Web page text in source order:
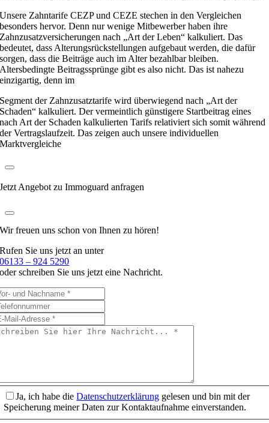
Unsere Zahntarife CEZP und CEZE stechen in den Vergleichen
besonders hervor. Denn nur wenige Mitbewerber haben ihre
Zahnzusatzversicherungen nach „Art der Leben“ kalkuliert. Das
bedeutet, dass Alterungsrückstellungen aufgebaut werden, die dafür
sorgen, dass die Beiträge auch im Alter bezahlbar bleiben.
Altersbedingte Beitragssprünge gibt es also nicht. Das ist nahezu
einzigartig, denn im
Segment der Zahnzusatztarife wird überwiegend nach „Art der
Schaden“ kalkuliert. Der vermeintlich günstigere Startbeitrag eines
nach Art der Schaden kalkulierten Tarifs relativiert sich somit während
der Vertragslaufzeit. Das zeigen auch unsere individuellen
Marktvergleiche
Jetzt Angebot zu Immoguard anfragen
Wir freuen uns schonvon Ihnen zu hören!
Rufen Sie uns jetzt an unter
06133 – 924 5290
oder schreiben Sie uns jetzt eine Nachricht.
Ja, ich habe dieDatenschutzerklärung gelesen und bin mit der
Speicherung meiner Daten zur Kontaktaufnahme einverstanden.